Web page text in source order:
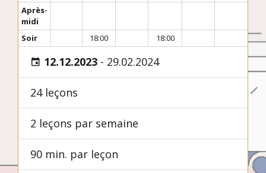
Après-
midi
Soir
18:00 18:00
12.12.2023 - 29.02.2024
24 leçons
2 leçons par semaine
90 min. par leçon